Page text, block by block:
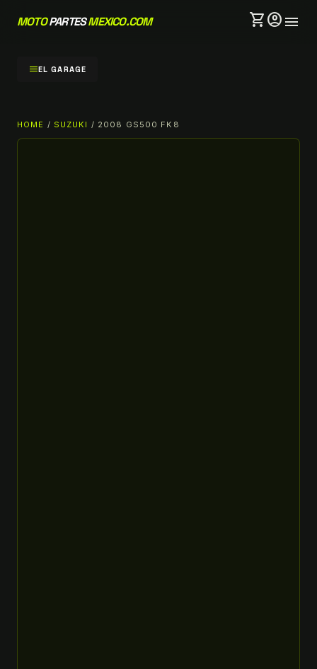
MOTOPARTESMEXICO.COM shopping_cartaccount_circlemenu
menuEL GARAGE
HOME / SUZUKI / 2008 GS500 FK8